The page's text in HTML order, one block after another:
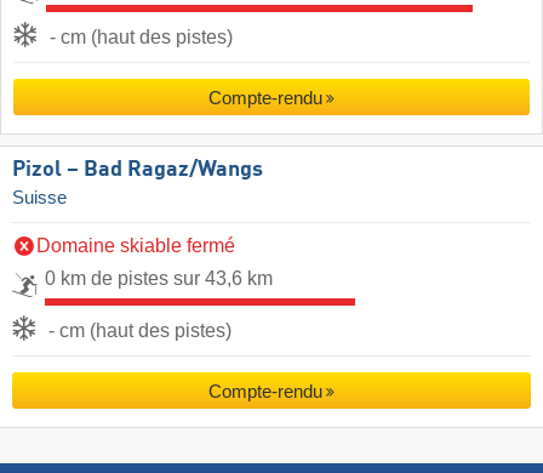
- cm (haut des pistes)
Compte-rendu
Pizol – Bad Ragaz/​Wangs
Suisse
Domaine skiable fermé
0 km de pistes sur 43,6 km
- cm (haut des pistes)
Compte-rendu